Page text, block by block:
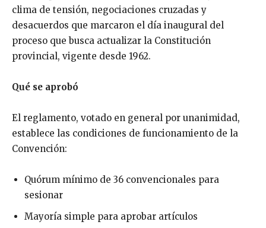
clima de tensión, negociaciones cruzadas y
desacuerdos que marcaron el día inaugural del
proceso que busca actualizar la Constitución
provincial, vigente desde 1962.
Qué se aprobó
El reglamento, votado en general por unanimidad,
establece las condiciones de funcionamiento de la
Convención:
Quórum mínimo de 36 convencionales para
sesionar
Mayoría simple para aprobar artículos